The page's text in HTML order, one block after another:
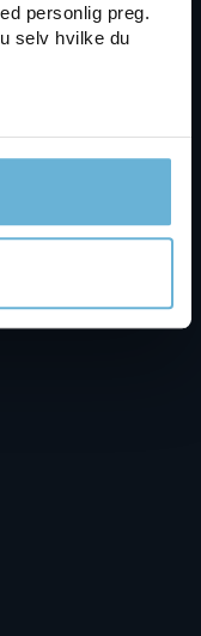
personlig preg.
selv hvilke du